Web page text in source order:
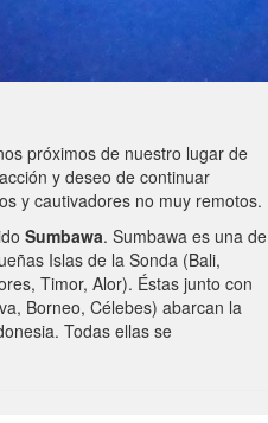
próximos de nuestro lugar de
y deseo de continuar
y cautivadores no muy remotos.
Sumbawa. Sumbawa es una de
Islas de la Sonda (Bali,
Timor, Alor). Éstas junto con
Borneo, Célebes) abarcan la
Todas ellas se